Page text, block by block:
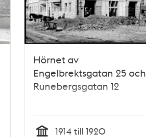
Hörnet av
Engelbrektsgatan 25 och
Runebergsgatan 12
1914 till 1920